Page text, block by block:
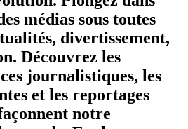
médias sous toutes
divertissement,
Découvrez les
journalistiques, les
et les reportages
notre